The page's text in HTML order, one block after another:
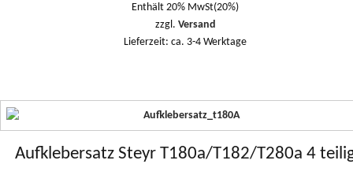
Enthält 20% MwSt(20%)
zzgl. Versand
Lieferzeit: ca. 3-4 Werktage
Aufklebersatz Steyr T180a/T182/T280a 4